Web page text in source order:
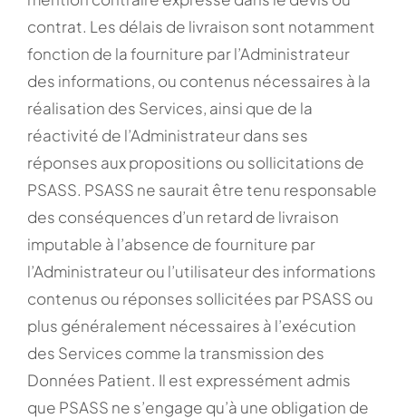
contrat. Les délais de livraison sont notamment
fonction de la fourniture par l’Administrateur
des informations, ou contenus nécessaires à la
réalisation des Services, ainsi que de la
réactivité de l’Administrateur dans ses
réponses aux propositions ou sollicitations de
PSASS. PSASS ne saurait être tenu responsable
des conséquences d’un retard de livraison
imputable à l’absence de fourniture par
l’Administrateur ou l’utilisateur des informations
contenus ou réponses sollicitées par PSASS ou
plus généralement nécessaires à l’exécution
des Services comme la transmission des
Données Patient. Il est expressément admis
que PSASS ne s’engage qu’à une obligation de